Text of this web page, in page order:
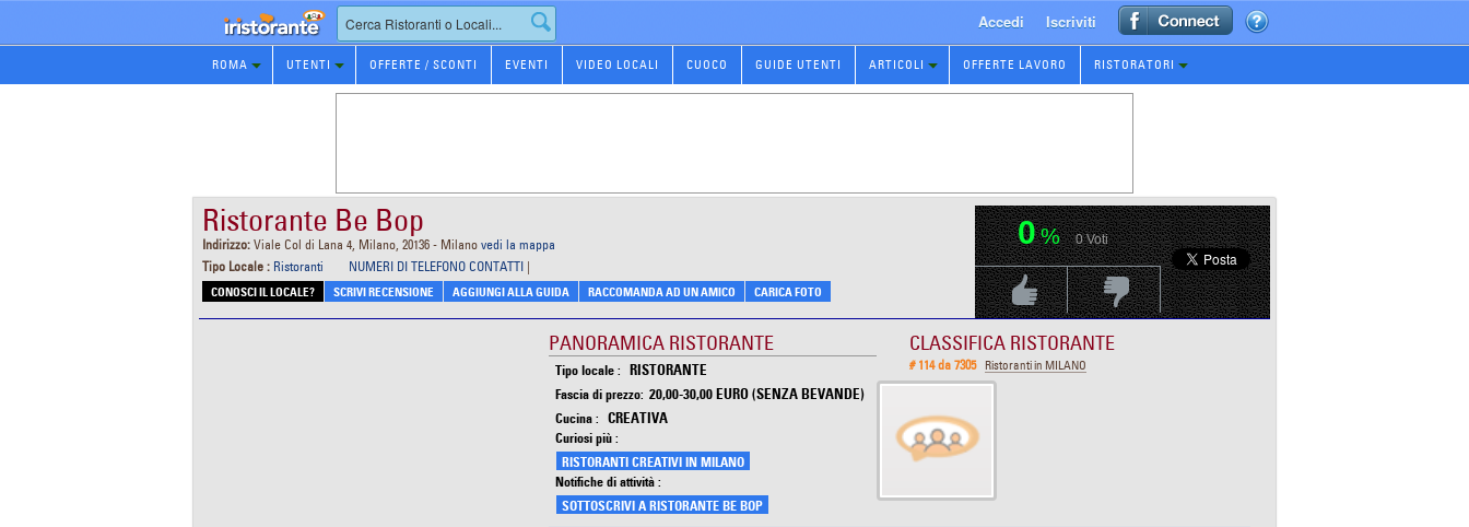
Prenotazione
Ristorante
Accedi Iscriviti
ROMA UTENTI OFFERTE / SCONTI EVENTI VIDEO LOCALI CUOCO GUIDE UTENTI ARTICOLI OFFERTE LAVORO RISTORATORI
Ristorante Be Bop
Indirizzo: Viale Col di Lana 4, Milano, 20136 - Milano vedi la mappa
Tipo Locale : Ristoranti NUMERI DI TELEFONO CONTATTI |
CONOSCI IL LOCALE? SCRIVI RECENSIONE AGGIUNGI ALLA GUIDA RACCOMANDA AD UN AMICO CARICA FOTO
0% 0Voti
Voti PositivoVoti Negativo
PANORAMICA RISTORANTE
Tipo locale : RISTORANTE
Fascia di prezzo: 20,00-30,00 EURO (SENZA BEVANDE)
Cucina : CREATIVA
Curiosi più :
RISTORANTI CREATIVI IN MILANO
Notifiche di attività :
SOTTOSCRIVI A RISTORANTE BE BOP
CLASSIFICA RISTORANTE
# 114 da 7305 Ristoranti in MILANO